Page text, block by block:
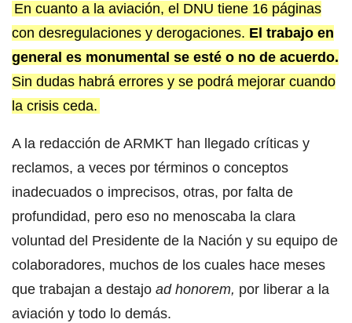
En cuanto a la aviación, el DNU tiene 16 páginas
con desregulaciones y derogaciones. El trabajo en
general es monumental se esté o no de acuerdo.
Sin dudas habrá errores y se podrá mejorar cuando
la crisis ceda.
A la redacción de ARMKT han llegado críticas y
reclamos, a veces por términos o conceptos
inadecuados o imprecisos, otras, por falta de
profundidad, pero eso no menoscaba la clara
voluntad del Presidente de la Nación y su equipo de
colaboradores, muchos de los cuales hace meses
que trabajan a destajo ad honorem, por liberar a la
aviación y todo lo demás.